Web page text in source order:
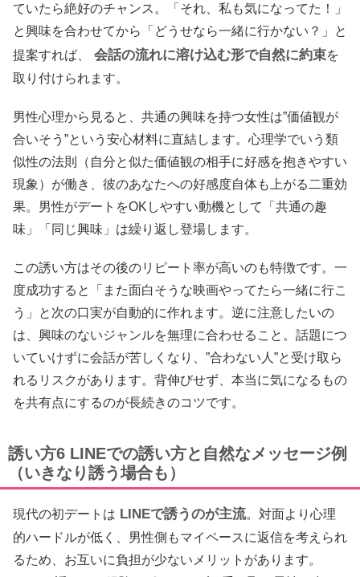
ていたら絶好のチャンス。「それ、私も気になってた！」
と興味を合わせてから「どうせなら一緒に行かない？」と
提案すれば、
会話の流れに溶け込む形で自然に約束を
取り付けられます。
男性心理から見ると、共通の興味を持つ女性は”価値観が
合いそう”という安心材料に直結します。心理学でいう類
似性の法則（自分と似た価値観の相手に好感を抱きやすい
現象）が働き、彼のあなたへの好感度自体も上がる二重効
果。男性がデートをOKしやすい動機として「共通の趣
味」「同じ興味」は繰り返し登場します。
この誘い方はその後のリピート率が高いのも特徴です。一
度成功すると「また面白そうな映画やってたら一緒に行こ
う」と次の口実が自動的に作れます。逆に注意したいの
は、興味のないジャンルを無理に合わせること。話題につ
いていけずに会話が苦しくなり、”合わない人”と受け取ら
れるリスクがあります。背伸びせず、本当に気になるもの
を共有点にするのが長続きのコツです。
誘い方6 LINEでの誘い方と自然なメッセージ例
（いきなり誘う場合も）
現代の初デートは LINEで誘うのが主流。対面より心理
的ハードルが低く、男性側もマイペースに返信を考えられ
るため、お互いに負担が少ないメリットがあります。